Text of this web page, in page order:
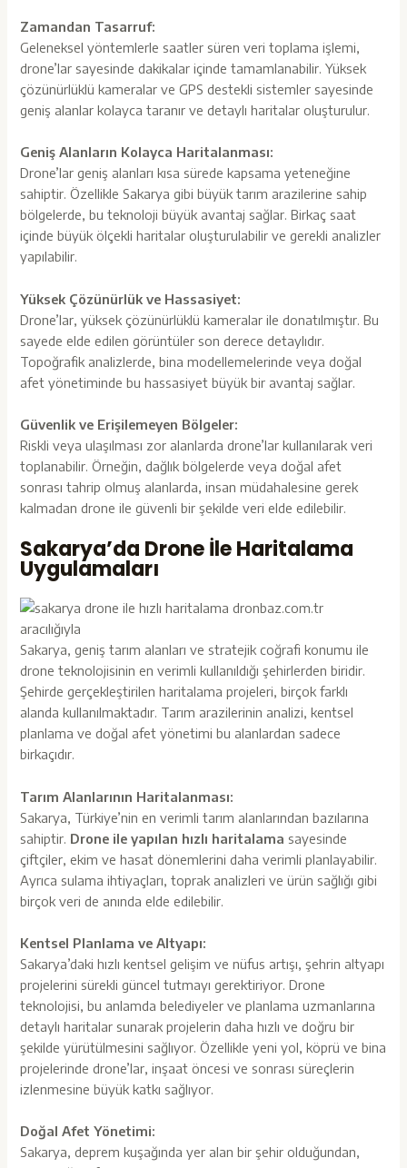
Zamandan Tasarruf:
Geleneksel yöntemlerle saatler süren veri toplama işlemi,
drone’lar sayesinde dakikalar içinde tamamlanabilir. Yüksek
çözünürlüklü kameralar ve GPS destekli sistemler sayesinde
geniş alanlar kolayca taranır ve detaylı haritalar oluşturulur.
Geniş Alanların Kolayca Haritalanması:
Drone’lar geniş alanları kısa sürede kapsama yeteneğine
sahiptir. Özellikle Sakarya gibi büyük tarım arazilerine sahip
bölgelerde, bu teknoloji büyük avantaj sağlar. Birkaç saat
içinde büyük ölçekli haritalar oluşturulabilir ve gerekli analizler
yapılabilir.
Yüksek Çözünürlük ve Hassasiyet:
Drone’lar, yüksek çözünürlüklü kameralar ile donatılmıştır. Bu
sayede elde edilen görüntüler son derece detaylıdır.
Topoğrafik analizlerde, bina modellemelerinde veya doğal
afet yönetiminde bu hassasiyet büyük bir avantaj sağlar.
Güvenlik ve Erişilemeyen Bölgeler:
Riskli veya ulaşılması zor alanlarda drone’lar kullanılarak veri
toplanabilir. Örneğin, dağlık bölgelerde veya doğal afet
sonrası tahrip olmuş alanlarda, insan müdahalesine gerek
kalmadan drone ile güvenli bir şekilde veri elde edilebilir.
Sakarya’da Drone İle Haritalama
Uygulamaları
Sakarya, geniş tarım alanları ve stratejik coğrafi konumu ile
drone teknolojisinin en verimli kullanıldığı şehirlerden biridir.
Şehirde gerçekleştirilen haritalama projeleri, birçok farklı
alanda kullanılmaktadır. Tarım arazilerinin analizi, kentsel
planlama ve doğal afet yönetimi bu alanlardan sadece
birkaçıdır.
Tarım Alanlarının Haritalanması:
Sakarya, Türkiye’nin en verimli tarım alanlarından bazılarına
sahiptir. Drone ile yapılan hızlı haritalama sayesinde
çiftçiler, ekim ve hasat dönemlerini daha verimli planlayabilir.
Ayrıca sulama ihtiyaçları, toprak analizleri ve ürün sağlığı gibi
birçok veri de anında elde edilebilir.
Kentsel Planlama ve Altyapı:
Sakarya’daki hızlı kentsel gelişim ve nüfus artışı, şehrin altyapı
projelerini sürekli güncel tutmayı gerektiriyor. Drone
teknolojisi, bu anlamda belediyeler ve planlama uzmanlarına
detaylı haritalar sunarak projelerin daha hızlı ve doğru bir
şekilde yürütülmesini sağlıyor. Özellikle yeni yol, köprü ve bina
projelerinde drone’lar, inşaat öncesi ve sonrası süreçlerin
izlenmesine büyük katkı sağlıyor.
Doğal Afet Yönetimi:
Sakarya, deprem kuşağında yer alan bir şehir olduğundan,